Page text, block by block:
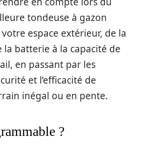
tondeuse à gazon
espace extérieur, de la
la batterie à la capacité de
en passant par les
et l’efficacité de
inégal ou en pente.
?